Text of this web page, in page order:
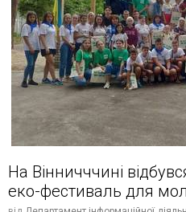
На Вінничччині
еко-фестиваль для